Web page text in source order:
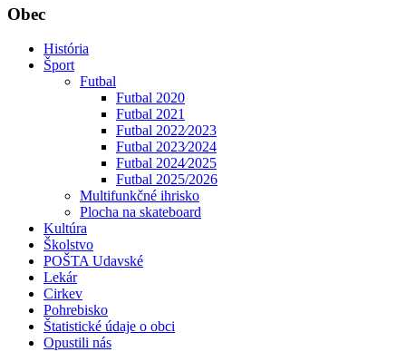
Obec
História
Šport
Futbal
Futbal 2020
Futbal 2021
Futbal 2022⁄2023
Futbal 2023⁄2024
Futbal 2024⁄2025
Futbal 2025/2026
Multifunkčné ihrisko
Plocha na skateboard
Kultúra
Školstvo
POŠTA Udavské
Lekár
Cirkev
Pohrebisko
Štatistické údaje o obci
Opustili nás